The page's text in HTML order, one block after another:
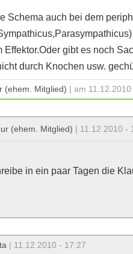
Schema auch bei dem
Effektor.Oder gibt es noch
durch Knochen usw.
(ehem. Mitglied) | am
(ehem. Mitglied) | 11.12.2010 -
in ein paar Tagen die
| 11.12.2010 - 17:27